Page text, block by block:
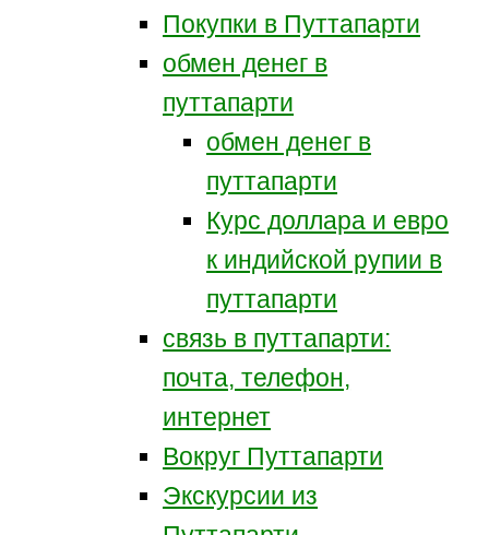
Покупки в Путтапарти
обмен денег в
путтапарти
обмен денег в
путтапарти
Курс доллара и евро
к индийской рупии в
путтапарти
связь в путтапарти:
почта, телефон,
интернет
Вокруг Путтапарти
Экскурсии из